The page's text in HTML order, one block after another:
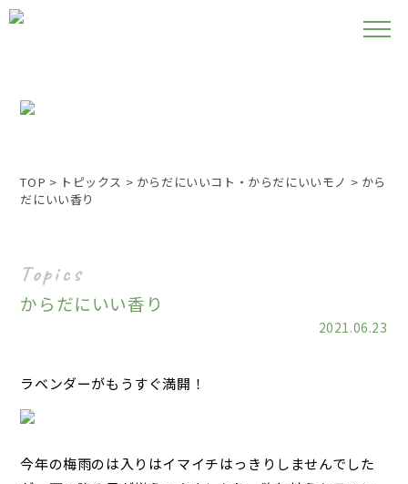
メニ
TOP > トピックス > からだにいいコト・からだにいいモノ > から
だにいい香り
Topics
からだにいい香り
2021.06.23
ラベンダーがもうすぐ満開！
今年の梅雨のは入りはイマイチはっきりしませんでした